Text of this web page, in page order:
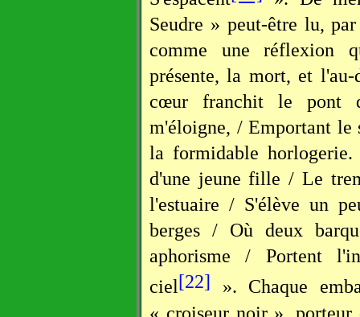
Seudre » peut-être lu,
comme une réflexion
présente, la mort, et
cœur franchit le pont
m'éloigne, / Emportant le
la formidable
d'une jeune fille / Le
l'estuaire / S'élève un
berges / Où deux
aphorisme / Portent
ciel[22] ». Chaque
« croiseur noir », porteur